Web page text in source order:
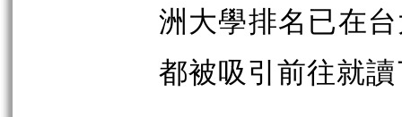
洲大學排名已在
都被吸引前往就